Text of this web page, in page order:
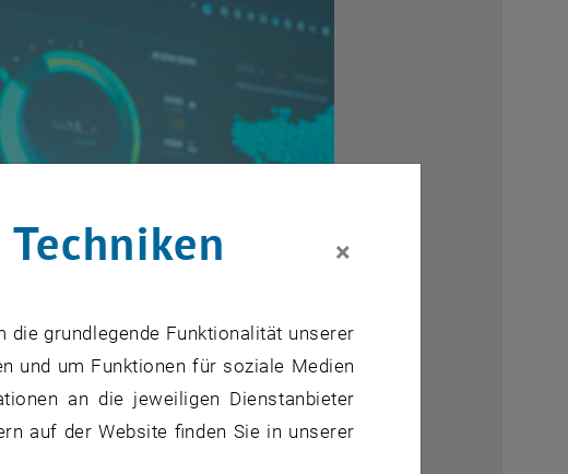
×
die grundlegende Funktionalität unserer
und um Funktionen für soziale Medien
an die jeweiligen Dienstanbieter
auf der Website finden Sie in unserer